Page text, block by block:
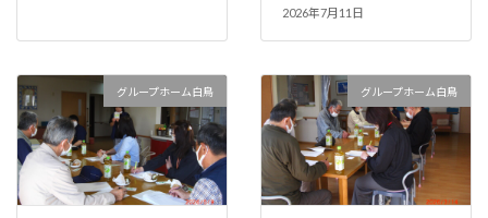
2026年7月11日
グループホーム白鳥 グループホーム白鳥